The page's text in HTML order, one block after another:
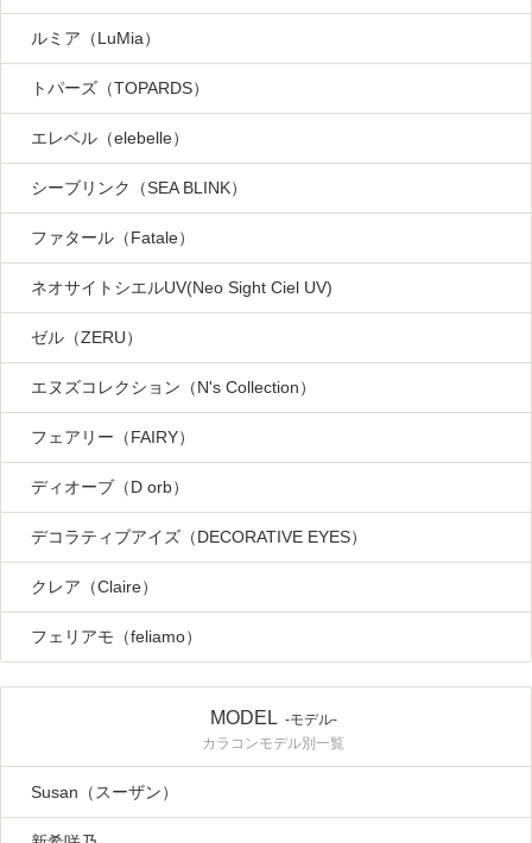
ルミア（LuMia）
トパーズ（TOPARDS）
エレベル（elebelle）
シーブリンク（SEA BLINK）
ファタール（Fatale）
ネオサイトシエルUV(Neo Sight Ciel UV)
ゼル（ZERU）
エヌズコレクション（N's Collection）
フェアリー（FAIRY）
ディオーブ（D orb）
デコラティブアイズ（DECORATIVE EYES）
クレア（Claire）
フェリアモ（feliamo）
MODEL -モデル-
カラコンモデル別一覧
Susan（スーザン）